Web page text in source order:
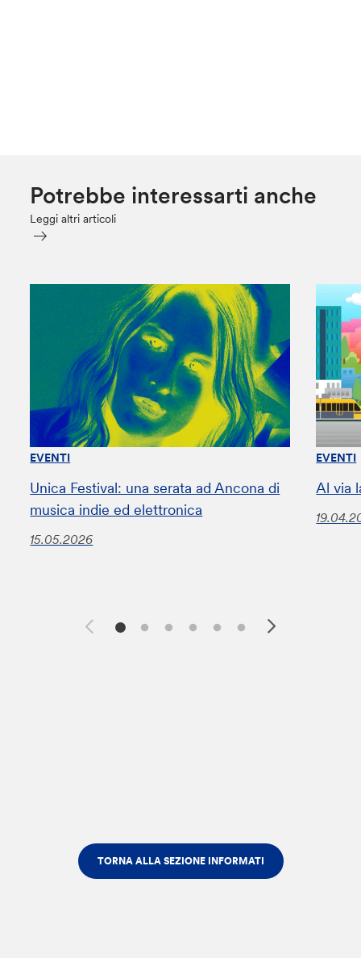
Potrebbe interessarti anche
Leggi altri articoli
EVENTI
Unica Festival: una serata ad Ancona di
musica indie ed elettronica
15.05.2026
EVENTI
Al via
TORNA ALLA SEZIONE INFORMATI